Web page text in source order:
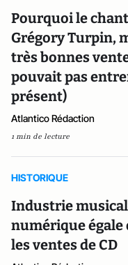
Pourquoi le
Grégory Turpin,
très bonnes
pouvait pas
présent)
Atlantico Rédaction
1 min de lecture
HISTORIQUE
Industrie
numérique égale
les ventes de CD